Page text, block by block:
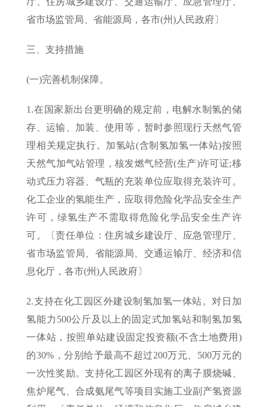
省市场监管局、省能源局，各市(州)人民政府〕
三、支持措施
(一)完善机制保障。
1.在国家新出台更明确的规定前，电解水制氢的储
存、运输、加装、使用等，暂时参照现行天然气管
理相关规定执行。加氢站(含制氢加氢一体站)按照
天然气加气站管理，核发燃气经营(生产)许可证;移
动式压力容器、气瓶的充装单位应取得充装许可。
化工企业的氢能生产，应取得危险化学品安全生产
许可，绿氢生产不需取得危险化学品安全生产许
可。〔责任单位：住房城乡建设厅、应急管理厅、
省市场监管局、省能源局、交通运输厅、经济和信
息化厅，各市(州)人民政府〕
2.支持在化工园区外建设制氢加氢一体站。对日加
氢能力500公斤及以上的固定式加氢站和制氢加氢
一体站，按照单站建设固定投资额(不含土地费用)
的30%，分别给予最高不超过200万元、500万元的
一次性奖励。支持化工园区外现有的离子膜烧碱、
焦炉尾气、合成氨尾气等项目实施工业副产氢资源